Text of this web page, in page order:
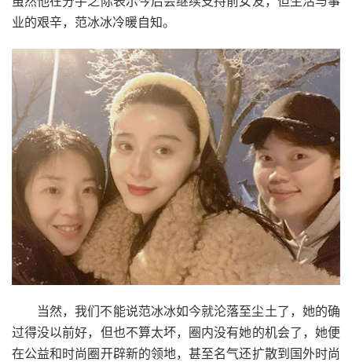
业的艰辛，范冰冰冷暖自知。
当然，我们不能说范冰冰如今就沦落至尘土了，她的确
过得没以前好，但也不算太坏，圈内没有她的机会了，她便
在公益和时尚圈开辟新的领地，甚至名气还扩散到国外时尚